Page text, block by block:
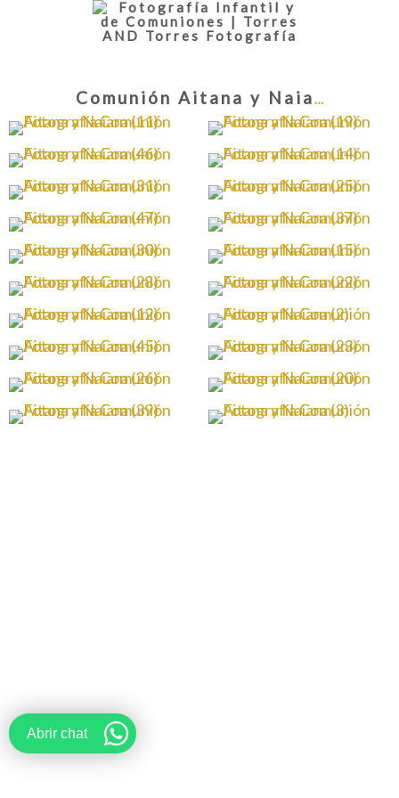
Comunión Aitana y Naiara
Abrir chat